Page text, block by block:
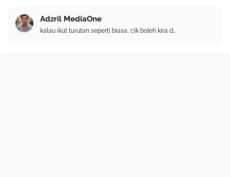
Adzril MediaOne
kalau ikut turutan seperti biasa, cik boleh kira d...